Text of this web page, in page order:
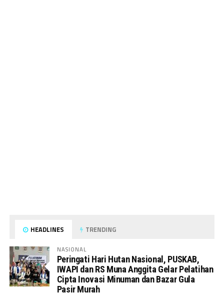
HEADLINES TRENDING
NASIONAL
Peringati Hari Hutan Nasional, PUSKAB,
IWAPI dan RS Muna Anggita Gelar Pelatihan
Cipta Inovasi Minuman dan Bazar Gula
Pasir Murah